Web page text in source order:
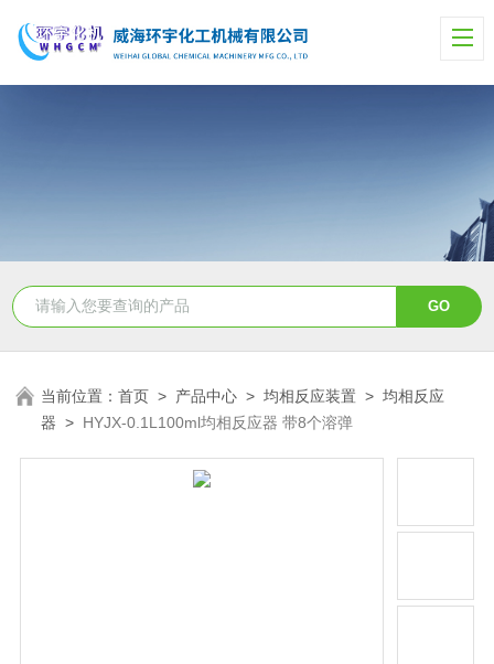
当前位置：首页 > 产品中心 >均相反应装置 >均相反应
器 > HYJX-0.1L100ml均相反应器 带8个溶弹